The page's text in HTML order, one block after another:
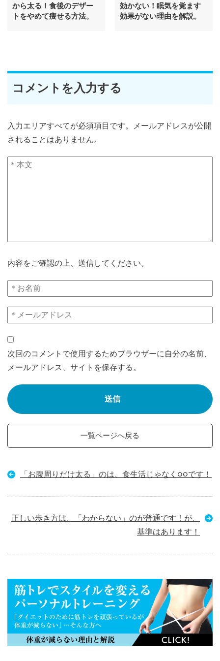
から太る！食後のデザー
トをやめて痩せる方法。
効かない！眠気を覚ます
効果がない理由を解説。
コメントを入力する
入力エリアすべてが必須項目です。メールアドレスが公開
されることはありません。
内容をご確認の上、送信してください。
次回のコメントで使用するためブラウザーに自分の名前、
メールアドレス、サイトを保存する。
一覧ページへ戻る
「お腹周りだけ太る」のは、食生活じゃなく○○です！
正しい歩き方は、「わからない」のが普通です！が、
基準はあります！